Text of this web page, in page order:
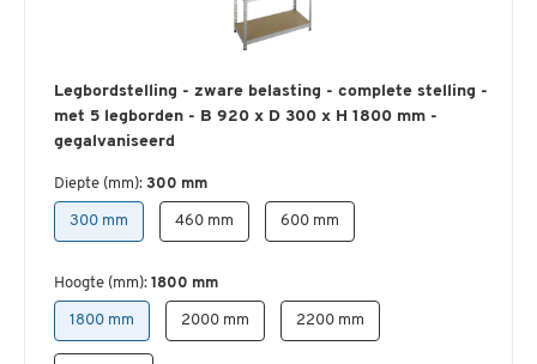
Legbordstelling - zware belasting - complete stelling -
met 5 legborden - B 920 x D 300 x H 1800 mm -
gegalvaniseerd
Diepte (mm): 300 mm
300 mm 460 mm 600 mm
Hoogte (mm): 1800 mm
1800 mm 2000 mm 2200 mm